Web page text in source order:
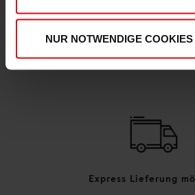
NUR NOTWENDIGE
DEINE VORTEILE IN
Express Lieferung